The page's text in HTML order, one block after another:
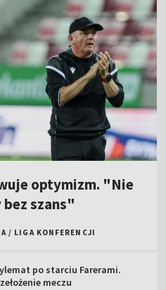
optymizm. "Nie
szans"
/ LIGA KONFERENCJI
po starciu Farerami.
meczu